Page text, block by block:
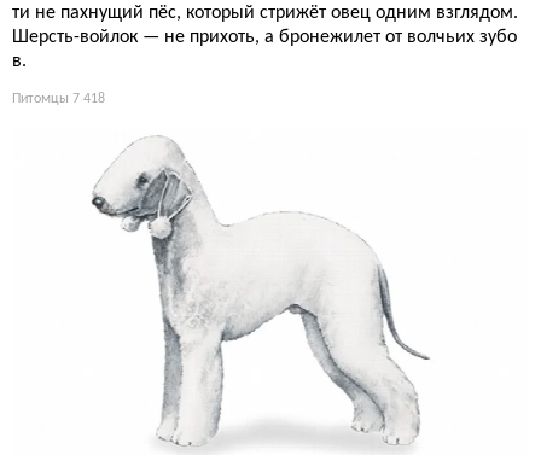
ти не пахнущий пёс, который стрижёт овец одним взглядом.
Шерсть-войлок — не прихоть, а бронежилет от волчьих зубо
в.
Питомцы 7 418